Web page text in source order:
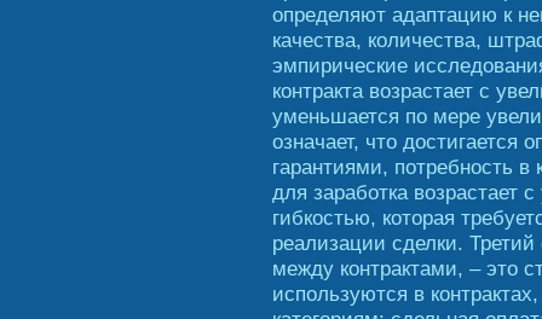
определяют адаптацию к
качества, количества,
эмпирические
контракта возрастает с
уменьшается по мере
означает, что
гарантиями, потребность в
для заработка возрастает
гибкостью, которая
реализации сделки.
между контрактами, – это
используются в